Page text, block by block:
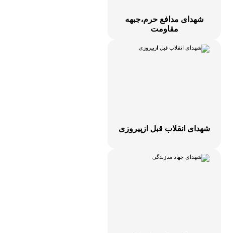
شهدای مدافع حرم،جبهه
مقاومت
انقلاب قبل ازپیروزی